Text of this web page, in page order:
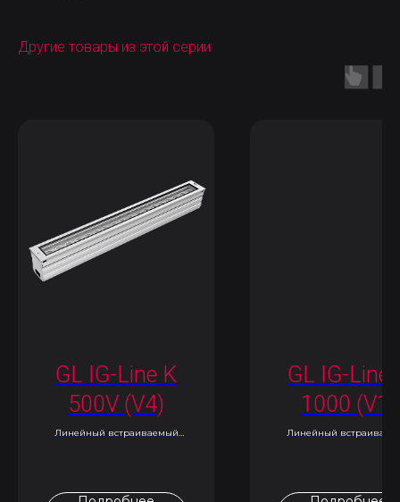
Другие товары из этой серии
GL IG-Line K
500V (V4)
Линейный встраиваемый
GL IG-Line
1000 (V1)
Линейный